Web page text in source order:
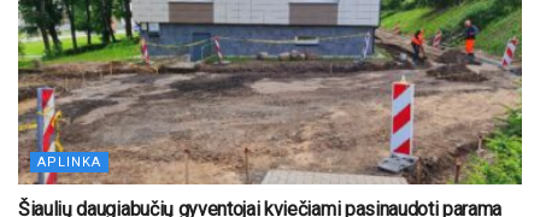
APLINKA
Šiaulių daugiabučių gyventojai kviečiami pasinaudoti parama